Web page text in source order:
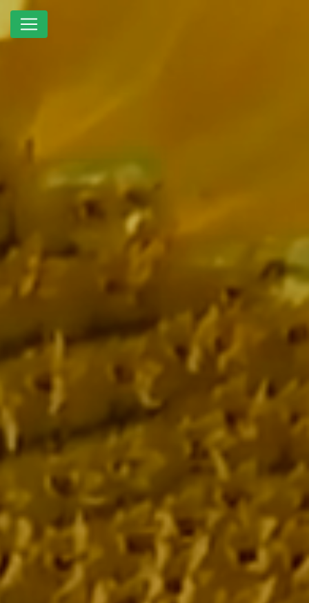
Panneau de gestion des cookies